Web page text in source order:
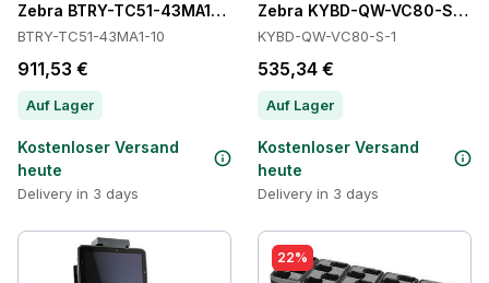
Zebra BTRY-TC51-43MA1-10 Batteries
BTRY-TC51-43MA1-10
911,53 €
Auf Lager
Kostenloser Versand
heute
Delivery in 3 days
Zebra KYBD-QW-VC80-S-1
KYBD-QW-VC80-S-1
535,34 €
Auf Lager
Kostenloser Versand
heute
Delivery in 3 days
22%